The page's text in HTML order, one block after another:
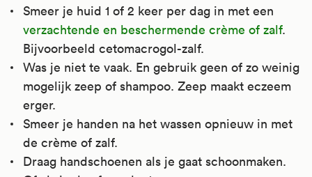
Kijk voor meer informatie op
Apotheek.nl
.
voorschrijven zijn eczeem, seborroïsch
eczeem, jeuk, psoriasis,
lichtovergevoeligheid en overige
huidaandoeningen waarbij de huid ontstoken
is.
Apotheek.nl
.
Smeer je huid 1 of 2 keer per dag in met een
verzachtende en beschermende crème of zalf.
Bijvoorbeeld cetomacrogol-zalf.
Was je niet te vaak. En gebruik geen of zo weinig
mogelijk zeep of shampoo. Zeep maakt eczeem
erger.
Smeer je handen na het wassen opnieuw in met
de crème of zalf.
Draag handschoenen als je gaat schoonmaken.